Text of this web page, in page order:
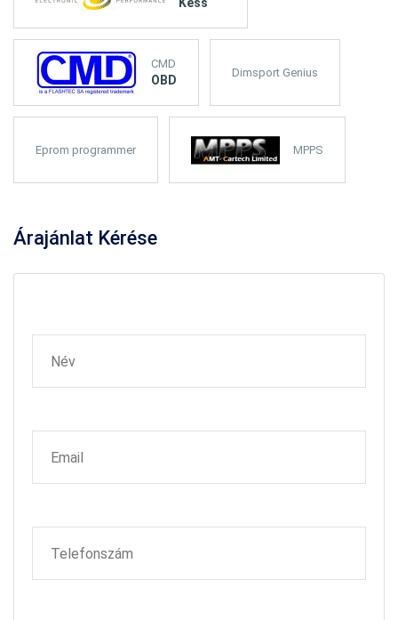
Kess
CMD
OBD
Dimsport Genius
Eprom programmer MPPS
Árajánlat Kérése